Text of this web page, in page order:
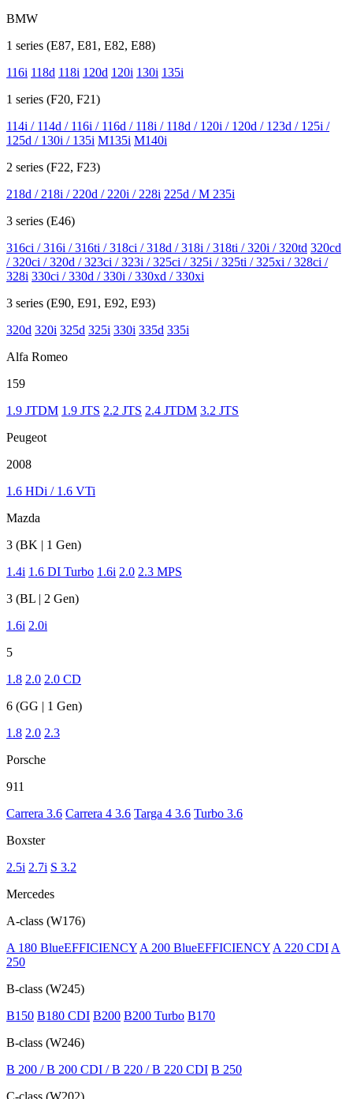
BMW
1 series (E87, E81, E82, E88)
116i 118d 118i 120d 120i 130i 135i
1 series (F20, F21)
114i / 114d / 116i / 116d / 118i / 118d / 120i / 120d / 123d / 125i /
125d / 130i / 135i M135i M140i
2 series (F22, F23)
218d / 218i / 220d / 220i / 228i 225d / M 235i
3 series (E46)
316ci / 316i / 316ti / 318ci / 318d / 318i / 318ti / 320i / 320td 320cd
/ 320ci / 320d / 323ci / 323i / 325ci / 325i / 325ti / 325xi / 328ci /
328i 330ci / 330d / 330i / 330xd / 330xi
3 series (E90, E91, E92, E93)
320d 320i 325d 325i 330i 335d 335i
Alfa Romeo
159
1.9 JTDM 1.9 JTS 2.2 JTS 2.4 JTDM 3.2 JTS
Peugeot
2008
1.6 HDi / 1.6 VTi
Mazda
3 (BK | 1 Gen)
1.4i 1.6 DI Turbo 1.6i 2.0 2.3 MPS
3 (BL | 2 Gen)
1.6i 2.0i
5
1.8 2.0 2.0 CD
6 (GG | 1 Gen)
1.8 2.0 2.3
Porsche
911
Carrera 3.6 Carrera 4 3.6 Targa 4 3.6 Turbo 3.6
Boxster
2.5i 2.7i S 3.2
Mercedes
A-class (W176)
A 180 BlueEFFICIENCY A 200 BlueEFFICIENCY A 220 CDI A
250
B-class (W245)
B150 B180 CDI B200 B200 Turbo В170
B-class (W246)
B 200 / B 200 CDI / B 220 / B 220 CDI B 250
C-class (W202)